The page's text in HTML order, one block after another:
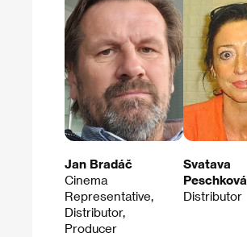
Jan Bradáč
Cinema
Representative,
Distributor,
Producer
Svatava
Peschková
Distributor